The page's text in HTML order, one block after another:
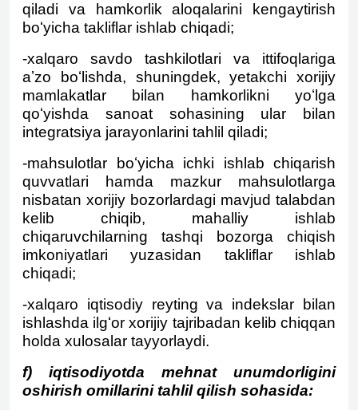
qiladi va hamkorlik aloqalarini kengaytirish
boʻyicha takliflar ishlab chiqadi;
-xalqaro savdo tashkilotlari va ittifoqlariga
aʼzo boʻlishda, shuningdek, yetakchi xorijiy
mamlakatlar bilan hamkorlikni yoʻlga
qoʻyishda sanoat sohasining ular bilan
integratsiya jarayonlarini tahlil qiladi;
-mahsulotlar boʻyicha ichki ishlab chiqarish
quvvatlari hamda mazkur mahsulotlarga
nisbatan xorijiy bozorlardagi mavjud talabdan
kelib chiqib, mahalliy ishlab
chiqaruvchilarning tashqi bozorga chiqish
imkoniyatlari yuzasidan takliflar ishlab
chiqadi;
-xalqaro iqtisodiy reyting va indekslar bilan
ishlashda ilgʻor xorijiy tajribadan kelib chiqqan
holda xulosalar tayyorlaydi.
f) iqtisodiyotda mehnat unumdorligini
oshirish omillarini tahlil qilish sohasida: